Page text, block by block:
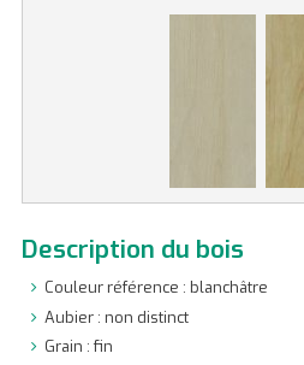
Description du bois
Couleur référence : blanchâtre
Aubier : non distinct
Grain : fin